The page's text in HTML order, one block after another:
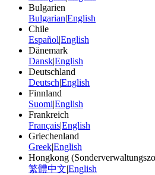
Bulgarien
Bulgarian|English
Chile
Español|English
Dänemark
Dansk|English
Deutschland
Deutsch|English
Finnland
Suomi|English
Frankreich
Français|English
Griechenland
Greek|English
Hongkong
繁體中文|English